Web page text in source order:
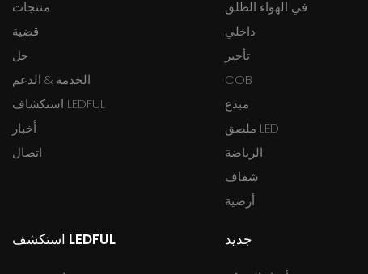
منتجات
قضية
حل
الخدمة & الدعم
استكشاف LEDFUL
أخبار
اتصال
في الهواء الطلق
داخلي
تأجير
COB
مبدع
ملصق LED
الرياضة
شفاف
أرضية
استكشف LEDFUL جديد